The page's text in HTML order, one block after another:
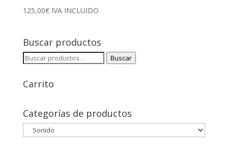
125,00€ IVA INCLUIDO
Buscar productos
Buscar
Buscar
Carrito
Categorías de productos